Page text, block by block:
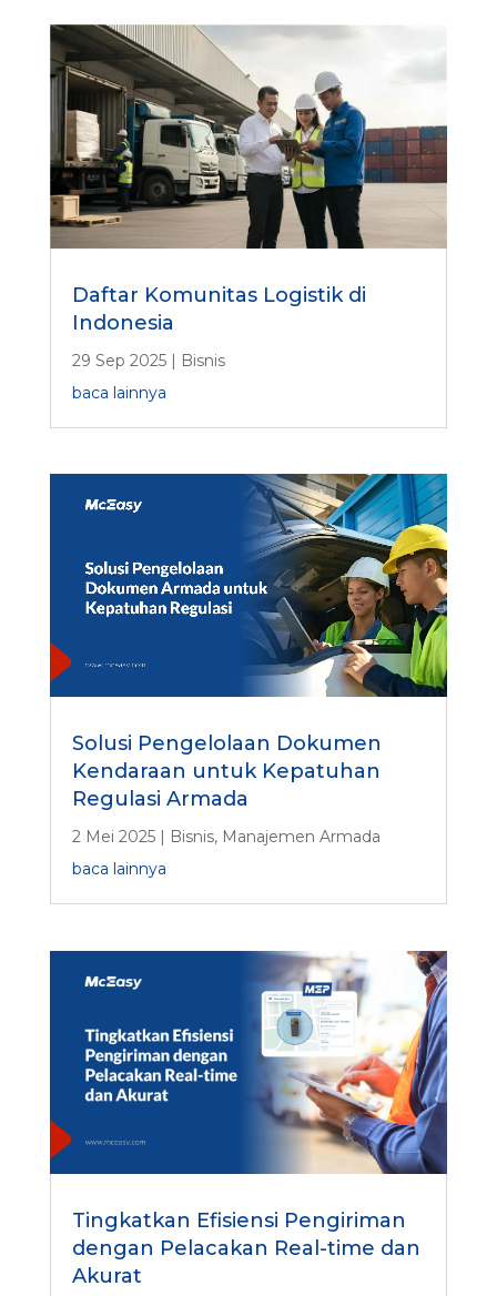
Daftar Komunitas Logistik di
Indonesia
29 Sep 2025| Bisnis
baca lainnya
Solusi Pengelolaan Dokumen
Kendaraan untuk Kepatuhan
Regulasi Armada
2 Mei 2025| Bisnis, Manajemen Armada
baca lainnya
Tingkatkan Efisiensi Pengiriman
dengan Pelacakan Real-time dan
Akurat